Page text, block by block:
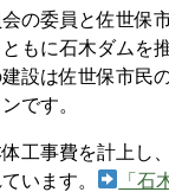
の委員と佐世保
もに石木ダムを
設は佐世保市民
です。
工事費を計上し
います。
「